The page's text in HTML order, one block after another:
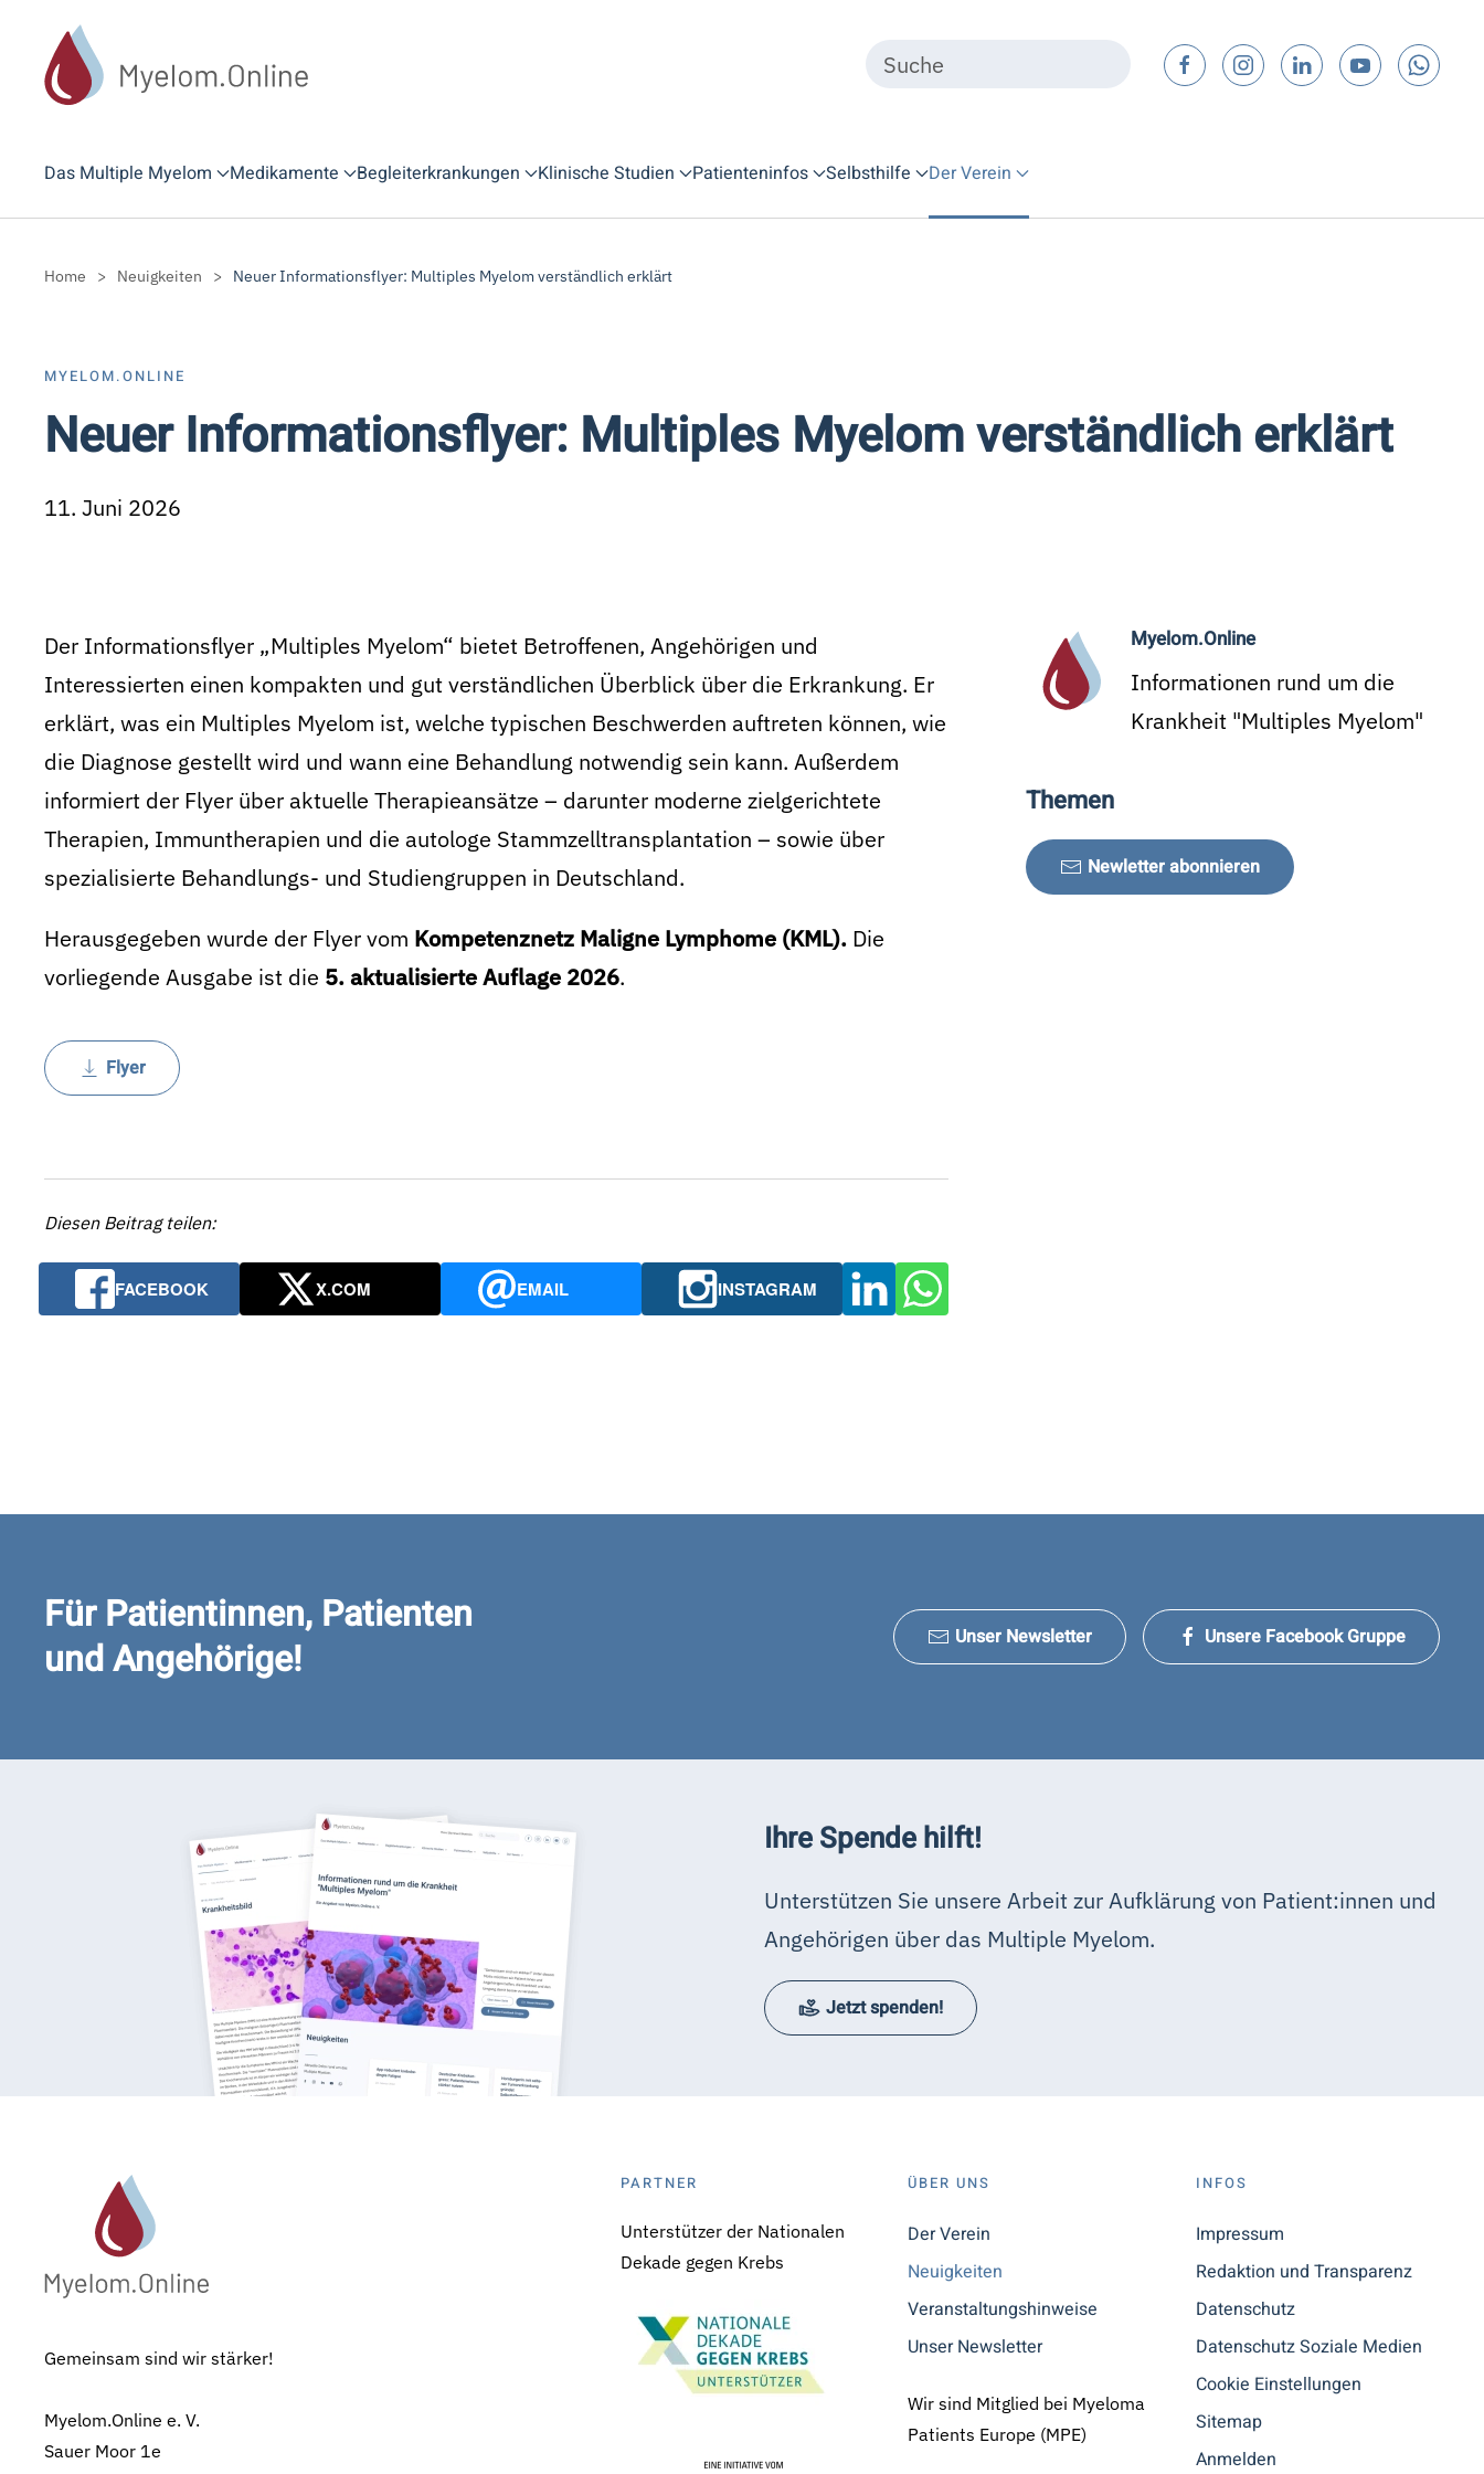
Zum Hauptinhalt springen
Das Multiple Myelom Medikamente Begleiterkrankungen Klinische Studien Patienteninfos Selbsthilfe Der Verein
Home Neuigkeiten Neuer Informationsflyer: Multiples Myelom verständlich erklärt
MYELOM.ONLINE
Neuer Informationsflyer: Multiples Myelom verständlich erklärt
11. Juni 2026
Der Informationsflyer „Multiples Myelom“ bietet Betroffenen, Angehörigen und
Interessierten einen kompakten und gut verständlichen Überblick über die Erkrankung. Er
erklärt, was ein Multiples Myelom ist, welche typischen Beschwerden auftreten können, wie
die Diagnose gestellt wird und wann eine Behandlung notwendig sein kann. Außerdem
informiert der Flyer über aktuelle Therapieansätze – darunter moderne zielgerichtete
Therapien, Immuntherapien und die autologe Stammzelltransplantation – sowie über
spezialisierte Behandlungs- und Studiengruppen in Deutschland.
Herausgegeben wurde der Flyer vom Kompetenznetz Maligne Lymphome (KML). Die
vorliegende Ausgabe ist die 5. aktualisierte Auflage 2026.
Flyer
Diesen Beitrag teilen:
FACEBOOK X.COM EMAIL INSTAGRAM
Myelom.Online
Informationen rund um die
Krankheit "Multiples Myelom"
Themen
Newletter abonnieren
Für Patientinnen, Patienten
und Angehörige!
Unser Newsletter Unsere Facebook Gruppe
Ihre Spende hilft!
Unterstützen Sie unsere Arbeit zur Aufklärung von Patient:innen und
Angehörigen über das Multiple Myelom.
Jetzt spenden!
Gemeinsam sind wir stärker!
Myelom.Online e. V.
Sauer Moor 1e
PARTNER
Unterstützer der Nationalen
Dekade gegen Krebs
ÜBER UNS
Der Verein
Neuigkeiten
Veranstaltungshinweise
Unser Newsletter
Wir sind Mitglied bei Myeloma
Patients Europe (MPE)
INFOS
Impressum
Redaktion und Transparenz
Datenschutz
Datenschutz Soziale Medien
Cookie Einstellungen
Sitemap
Anmelden